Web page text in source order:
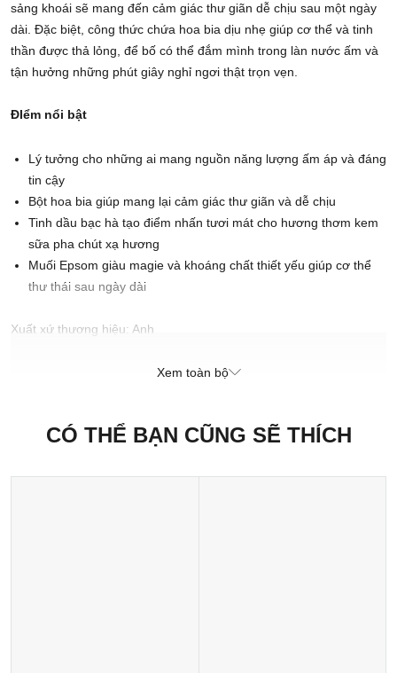
sảng khoái sẽ mang đến cảm giác thư giãn dễ chịu sau một ngày
dài. Đặc biệt, công thức chứa hoa bia dịu nhẹ giúp cơ thể và tinh
thần được thả lỏng, để bố có thể đắm mình trong làn nước ấm và
tận hưởng những phút giây nghỉ ngơi thật trọn vẹn.
ĐIểm nổi bật
Lý tưởng cho những ai mang nguồn năng lượng ấm áp và đáng
tin cậy
Bột hoa bia giúp mang lại cảm giác thư giãn và dễ chịu
Tinh dầu bạc hà tạo điểm nhấn tươi mát cho hương thơm kem
sữa pha chút xạ hương
Muối Epsom giàu magie và khoáng chất thiết yếu giúp cơ thể
thư thái sau ngày dài
Xuất xứ thương hiệu: Anh
Xem toàn bộ
CÓ THỂ BẠN CŨNG SẼ THÍCH